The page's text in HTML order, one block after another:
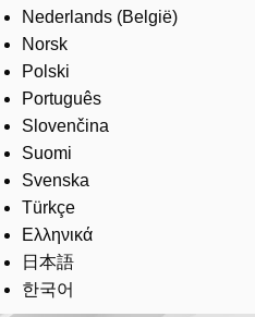
Nederlands (België)
Norsk
Polski
Português
Slovenčina
Suomi
Svenska
Türkçe
Ελληνικά
日本語
한국어